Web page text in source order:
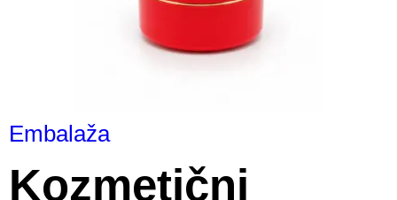
Embalaža
Kozmetični